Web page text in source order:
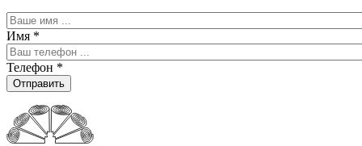
Имя *
Телефон *
Отправить